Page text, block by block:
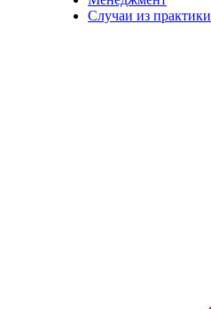
Случаи из практики